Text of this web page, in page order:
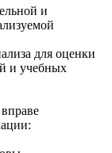
и
для оценки
и учебных